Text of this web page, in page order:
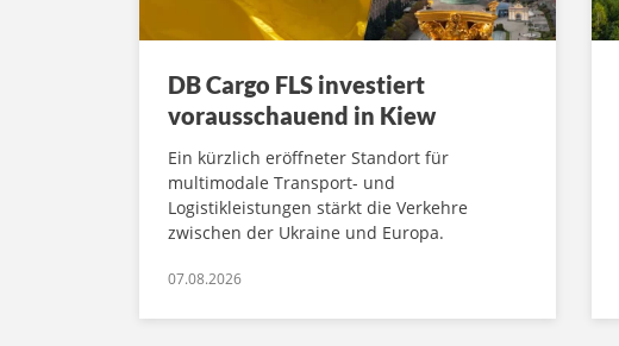
DB Cargo FLS investiert
vorausschauend in Kiew
Ein kürzlich eröffneter Standort für
multimodale Transport- und
Logistikleistungen stärkt die Verkehre
zwischen der Ukraine und Europa.
07.08.2026